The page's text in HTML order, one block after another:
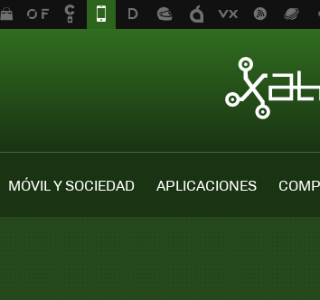
MÓVIL Y SOCIEDAD APLICACIONES